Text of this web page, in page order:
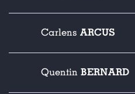
Carlens ARCUS
Quentin BERNARD